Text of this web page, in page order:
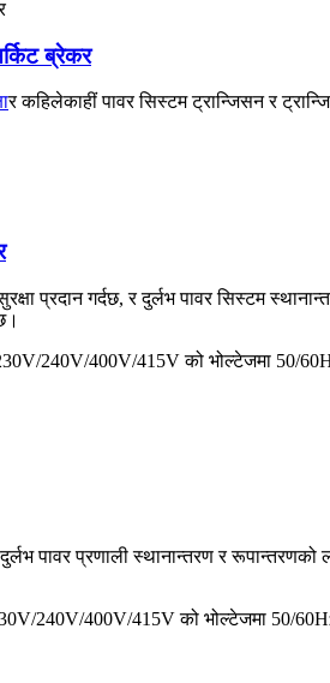
ब्रेकर
र कहिलेकाहीं पावर सिस्टम ट्रान्जिसन र
प्रदान गर्दछ, र दुर्लभ पावर सिस्टम
240V/400V/415V को भोल्टेजमा 50/
पावर प्रणाली स्थानान्तरण र रूपान्तरणको
240V/400V/415V को भोल्टेजमा 50/